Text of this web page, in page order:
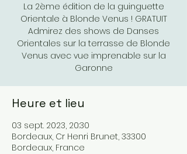
La 2ème édition de la guinguette
Orientale à Blonde Venus ! GRATUIT
Admirez des shows de Danses
Orientales sur la terrasse de Blonde
Venus avec vue imprenable sur la
Garonne
Heure et lieu
03 sept. 2023, 20:30
Bordeaux, Cr Henri Brunet, 33300
Bordeaux, France